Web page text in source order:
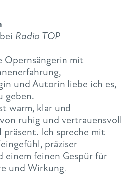
Radio TOP
Opernsängerin mit
und Autorin liebe ich es,
geben.
warm, klar und
ruhig und vertrauensvoll
Ich spreche mit
präziser
feinen Gespür für
und Wirkung.